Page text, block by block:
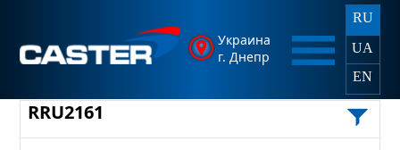
Украина
г. Днепр
RU
UA
EN
RRU2161